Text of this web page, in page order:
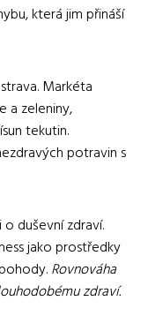
která jim přináší
Markéta
a zeleniny,
tekutin.
potravin s
duševní zdraví.
jako prostředky
Rovnováha
zdraví.